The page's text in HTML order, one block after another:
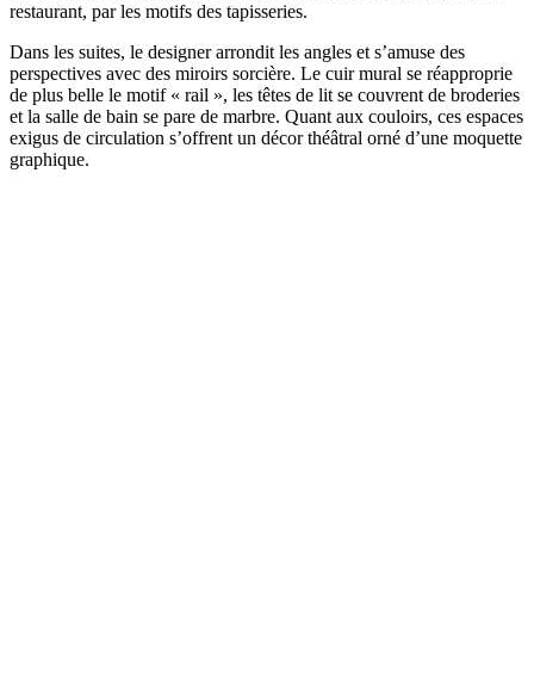
restaurant, par les motifs des tapisseries.
Dans les suites, le designer arrondit les angles et s’amuse des
perspectives avec des miroirs sorcière. Le cuir mural se réapproprie
de plus belle le motif « rail », les têtes de lit se couvrent de broderies
et la salle de bain se pare de marbre. Quant aux couloirs, ces espaces
exigus de circulation s’offrent un décor théâtral orné d’une moquette
graphique.